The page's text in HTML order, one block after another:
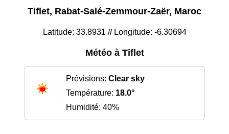
Tiflet, Rabat-Salé-Zemmour-Zaër, Maroc
Latitude: 33.8931 // Longitude: -6.30694
Météo à Tiflet
Prévisions: Clear sky
Température: 18.0°
Humidité: 40%